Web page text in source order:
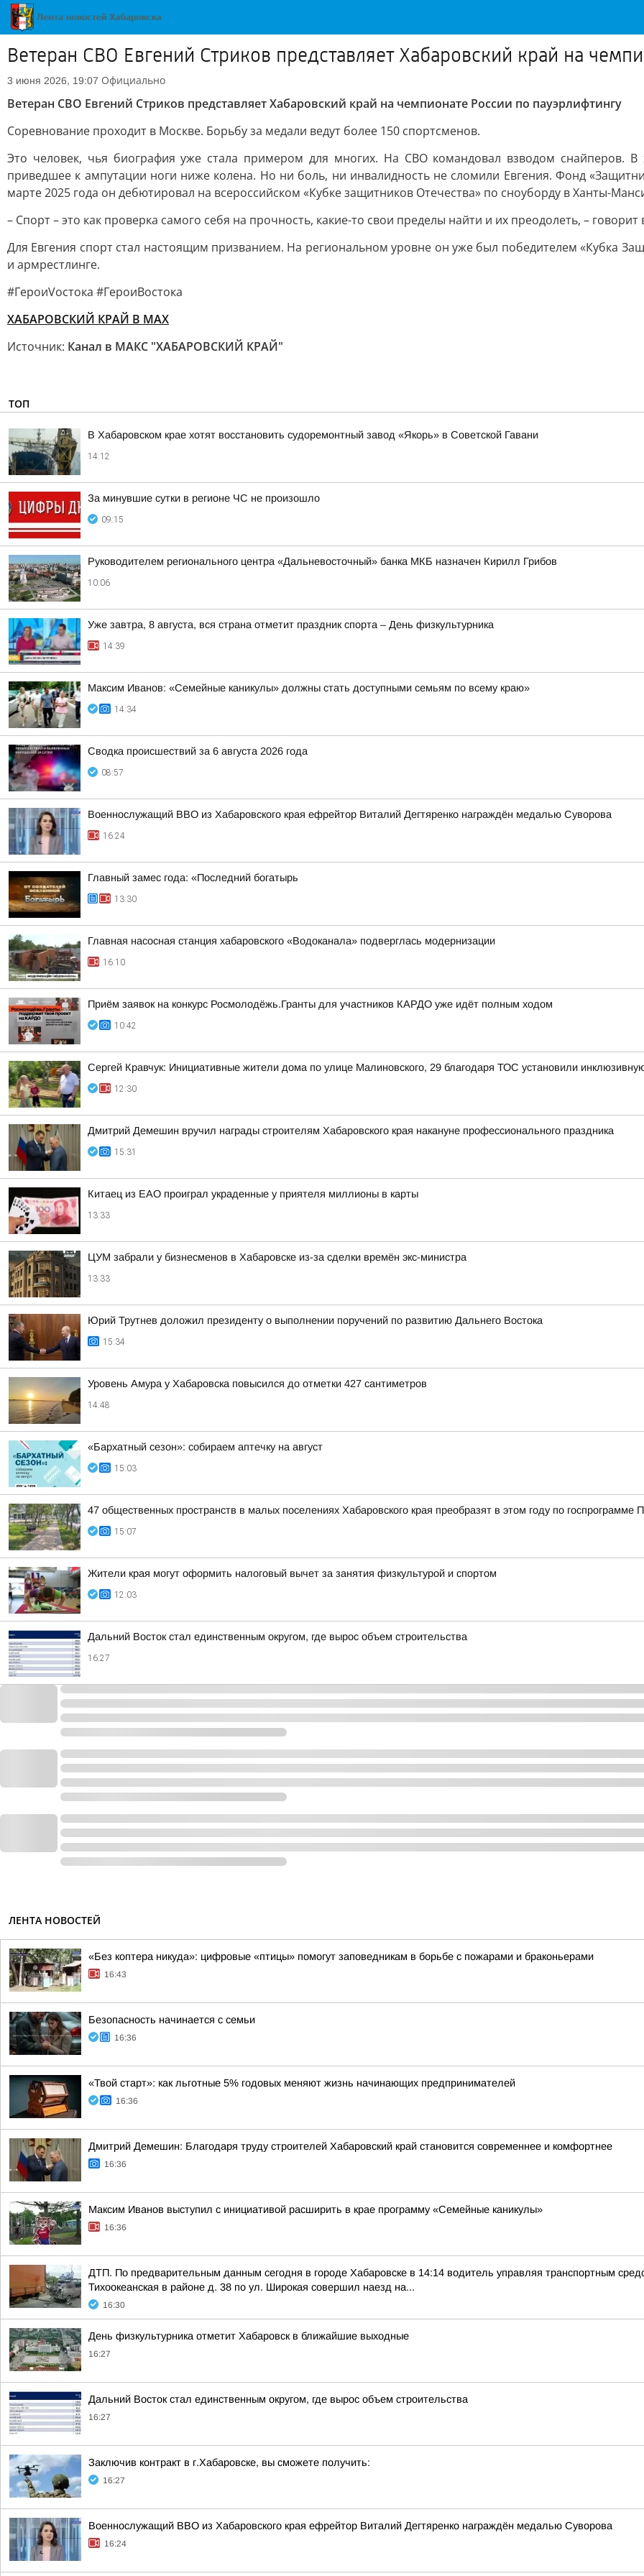
Ветеран СВО Евгений Стриков представляет Хабаровский край на
3 июня 2026, 19:07 Официально
Ветеран СВО Евгений Стриков представляет Хабаровский край на чемпионате России по пауэрлифтингу
Соревнование проходит в Москве. Борьбу за медали ведут более 150 спортсменов.
Это человек, чья биография уже стала примером для многих. На СВО командовал взводом снайперов. В
приведшее к ампутации ноги ниже колена. Но ни боль, ни инвалидность не сломили Евгения. Фонд
марте 2025 года он дебютировал на всероссийском «Кубке защитников Отечества» по сноуборду в Ханты-
– Спорт – это как проверка самого себя на прочность, какие-то свои пределы найти и их преодолеть, – говорит
Для Евгения спорт стал настоящим призванием. На региональном уровне он уже был победителем «Кубка
и армрестлинге.
#ГероиVостока #ГероиВостока
ХАБАРОВСКИЙ КРАЙ В МАХ
Источник: Канал в МАКС "ХАБАРОВСКИЙ КРАЙ"
ТОП
В Хабаровском крае хотят восстановить судоремонтный завод «Якорь» в Советской Гавани
14:12
За минувшие сутки в регионе ЧС не произошло
09:15
Руководителем регионального центра «Дальневосточный» банка МКБ назначен Кирилл Грибов
10:06
Уже завтра, 8 августа, вся страна отметит праздник спорта – День физкультурника
14:39
Максим Иванов: «Семейные каникулы» должны стать доступными семьям по всему краю»
14:34
Сводка происшествий за 6 августа 2026 года
08:57
Военнослужащий ВВО из Хабаровского края ефрейтор Виталий Дегтяренко награждён медалью Суворова
16:24
Главный замес года: «Последний богатырь
13:30
Главная насосная станция хабаровского «Водоканала» подверглась модернизации
16:10
Приём заявок на конкурс Росмолодёжь.Гранты для участников КАРДО уже идёт полным ходом
10:42
Сергей Кравчук: Инициативные жители дома по улице Малиновского, 29 благодаря ТОС установили
12:30
Дмитрий Демешин вручил награды строителям Хабаровского края накануне профессионального праздника
15:31
Китаец из ЕАО проиграл украденные у приятеля миллионы в карты
13:33
ЦУМ забрали у бизнесменов в Хабаровске из-за сделки времён экс-министра
13:33
Юрий Трутнев доложил президенту о выполнении поручений по развитию Дальнего Востока
15:34
Уровень Амура у Хабаровска повысился до отметки 427 сантиметров
14:48
«Бархатный сезон»: собираем аптечку на август
15:03
47 общественных пространств в малых поселениях Хабаровского края преобразят в этом году по госпрограмме
15:07
Жители края могут оформить налоговый вычет за занятия физкультурой и спортом
12:03
Дальний Восток стал единственным округом, где вырос объем строительства
16:27
ЛЕНТА НОВОСТЕЙ
«Без коптера никуда»: цифровые «птицы» помогут заповедникам в борьбе с пожарами и браконьерами
16:43
Безопасность начинается с семьи
16:36
«Твой старт»: как льготные 5% годовых меняют жизнь начинающих предпринимателей
16:36
Дмитрий Демешин: Благодаря труду строителей Хабаровский край становится современнее и комфортнее
16:36
Максим Иванов выступил с инициативой расширить в крае программу «Семейные каникулы»
16:36
ДТП. По предварительным данным сегодня в городе Хабаровске в 14:14 водитель управляя транспортным
Тихоокеанская в районе д. 38 по ул. Широкая совершил наезд на...
16:30
День физкультурника отметит Хабаровск в ближайшие выходные
16:27
Дальний Восток стал единственным округом, где вырос объем строительства
16:27
Заключив контракт в г.Хабаровске, вы сможете получить:
16:27
Военнослужащий ВВО из Хабаровского края ефрейтор Виталий Дегтяренко награждён медалью Суворова
16:24